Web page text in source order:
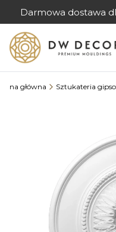
Darmowa dostawa
główna Sztukateria